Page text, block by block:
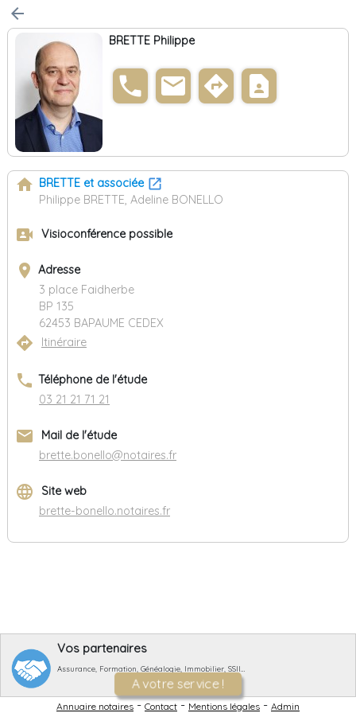
arrow_back
BRETTE Philippe
phone email directions contact_page
home BRETTE et associée
Philippe BRETTE, Adeline BONELLO
video_camera_front Visioconférence possible
place Adresse
3 place Faidherbe
BP 135
62453 BAPAUME CEDEX
directions Itinéraire
phone Téléphone de l'étude
03 21 21 71 21
email
Mail de l'étude
brette.bonello@notaires.fr
language
Site web
brette-bonello.notaires.fr
Vos partenaires
Assurance, Formation, Généalogie, Immobilier, SSII…
A votre service !
Annuaire notaires-Contact-Mentions légales - Admin